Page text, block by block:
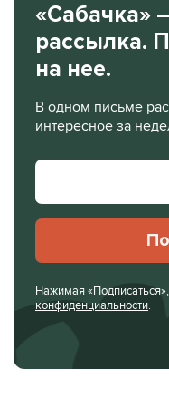
«Сабачка»
рассылка.
на нее.
В одном письме
интересное за
Нажимая
конфиденциальности.